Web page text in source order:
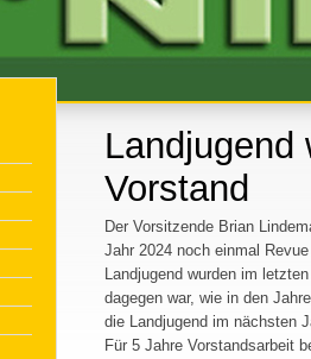
Landjugend
Vorstand
Der Vorsitzende Brian
Jahr 2024 noch einmal
Landjugend wurden im
dagegen war, wie in den
die Landjugend im nächsten
Für 5 Jahre Vorstandsarbeit